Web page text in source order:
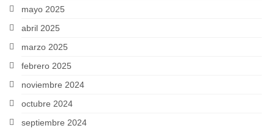
mayo 2025
abril 2025
marzo 2025
febrero 2025
noviembre 2024
octubre 2024
septiembre 2024